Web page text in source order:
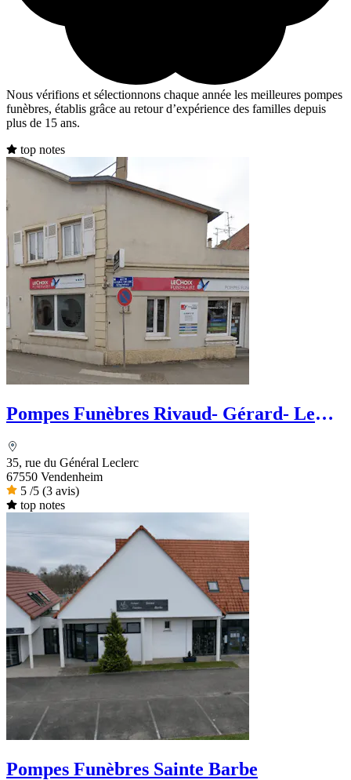
Nous vérifions et sélectionnons chaque année les meilleures pompes
funèbres, établis grâce au retour d’expérience des familles depuis
plus de 15 ans.
top notes
Pompes Funèbres Rivaud- Gérard- Le
35, rue du Général Leclerc
67550 Vendenheim
5 /5 (3 avis)
top notes
Pompes Funèbres Sainte Barbe